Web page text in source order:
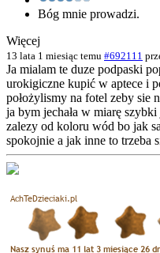
Bóg mnie prowadzi.
Więcej
13 lata 1 miesiąc temu #692111
Ja mialam te duze podpaski
urokigiczne kupić w aptece i
położylismy na fotel zeby sie
ja bym jechała w miarę
zalezy od koloru wód bo jak
spokojnie a jak inne to trzeba